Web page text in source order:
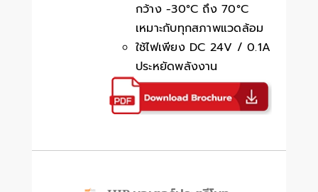
กว้าง -30°C ถึง 70°C
เหมาะกับทุกสภาพแวดล้อม
ใช้ไฟเพียง DC 24V / 0.1A
ประหยัดพลังงาน